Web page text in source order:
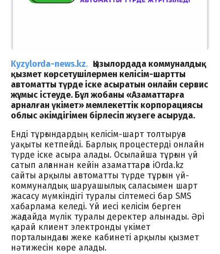
Kyzylorda-news.kz. Қызылордада коммуналдық
қызмет көрсетушілермен келісім-шартты
автоматты түрде іске асыратын онлайн сервис
жұмыс істеуде. Бұл жобаны «Азаматтарға
арналған үкімет» мемлекеттік корпорациясы
облыс әкімдігімен бірлесіп жүзеге асыруда.
Енді тұрғындардың келісім-шарт толтыруға
уақыты кетпейді. Барлық процестерді онлайн
түрде іске асыра алады. Осылайша тұрғын үй
сатып алғаннан кейін азаматтарға iOrda.kz
сайты арқылы автоматты түрде тұрғын үй-
коммуналдық шаруашылық саласымен шарт
жасасу мүмкіндігі туралы сілтемесі бар SMS
хабарлама келеді. Үй иесі келісім берген
жағдайда мүлік туралы деректер алынады. Әрі
қарай клиент электронды үкімет
порталындағы жеке кабинеті арқылы қызмет
нәтижесін көре алады.